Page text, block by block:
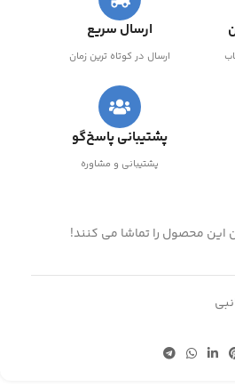
ارسال سریع
ارسال در کوتاه ترین زمان
پشتیبانی پاسخ‌گو
پشتیبانی و مشاوره
این محصول را تماشا می کنند!